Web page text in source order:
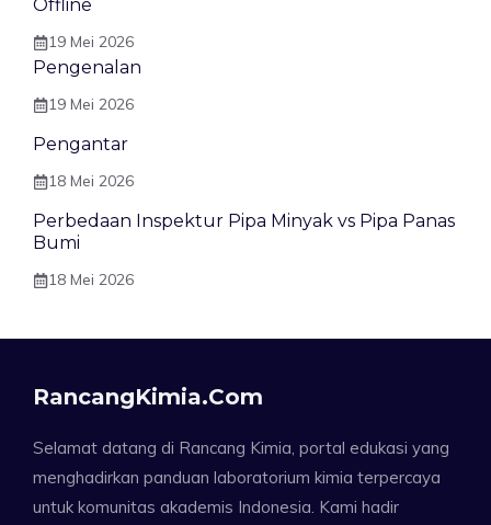
Offline
19 Mei 2026
Pengenalan
19 Mei 2026
Pengantar
18 Mei 2026
Perbedaan Inspektur Pipa Minyak vs Pipa Panas
Bumi
18 Mei 2026
RancangKimia.com
Selamat datang di Rancang Kimia, portal edukasi yang
menghadirkan panduan laboratorium kimia terpercaya
untuk komunitas akademis Indonesia. Kami hadir